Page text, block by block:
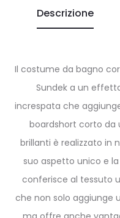
Descrizione
Il costume da bagno
Sundek a un
increspata che
boardshort corto da
brillanti è realizzato in
suo aspetto unico e
conferisce al tessuto
che non solo aggiunge